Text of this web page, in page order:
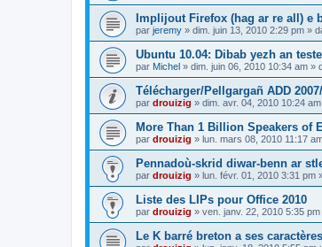
Implijout Firefox (hag ar re all) e
par jeremy » dim. juin 13, 2010 2:29 pm »
Ubuntu 10.04: Dibab yezh an
par Michel » dim. juin 06, 2010 10:34 am »
Télécharger/Pellgargañ ADD
par drouizig » dim. avr. 04, 2010 10:24 am
More Than 1 Billion Speakers of
par drouizig » lun. mars 08, 2010 11:17
Pennadoù-skrid diwar-benn ar
par drouizig » lun. févr. 01, 2010 3:31 pm
Liste des LIPs pour Office 2010
par drouizig » ven. janv. 22, 2010 5:35 pm
Le K barré breton a ses